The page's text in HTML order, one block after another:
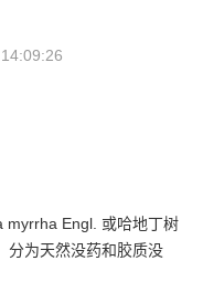
Engl. 或哈地丁树
分为天然没药和胶质没